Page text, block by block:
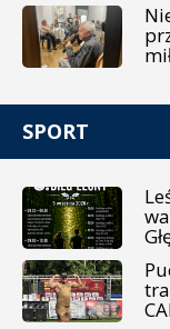
SPORT